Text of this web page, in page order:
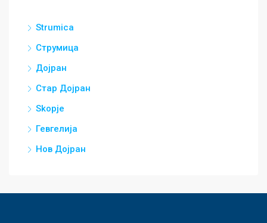
Strumica
Струмица
Дојран
Стар Дојран
Skopje
Гевгелија
Нов Дојран